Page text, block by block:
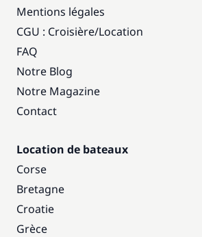
Mentions légales
CGU : Croisière/Location
FAQ
Notre Blog
Notre Magazine
Contact
Location de bateaux
Corse
Bretagne
Croatie
Grèce